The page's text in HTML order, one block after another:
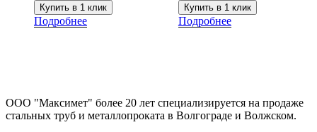
Купить в 1 клик
Подробнее
Купить в 1 клик
Подробнее
ООО "Максимет" более 20 лет специализируется на продаже
стальных труб и металлопроката в Волгограде и Волжском.